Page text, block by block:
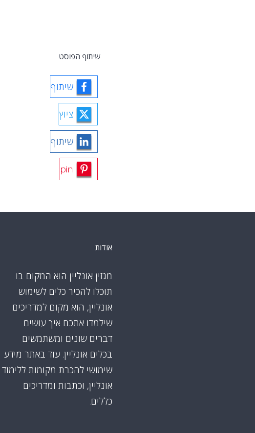
שיתוף הפוסט
שיתוף
ציוץ
שיתוף
pin
אודות
מגזין אונליין הוא המקום בו
תוכלו להכיר כלים לשימוש
אונליין, הוא מקום למדריכים
שילמדו אתכם איך עושים
דברים שונים ומשתמשים
בכלים אונליין. עוד באתר מידע
שימושי להכרת מקומות ללימוד
אונליין, וכתבות ומדריכים
כללים.